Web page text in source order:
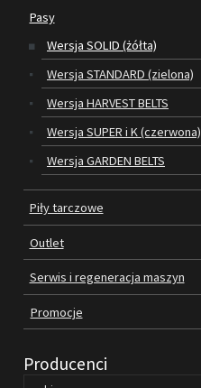
WAŁY
SILNIKI ELEKTRYCZNE
PIŁY TARCZOWE
OUTLET
SERWIS I REGENERACJA MASZYN
PROMOCJE
REGULAMIN
KATALOGI
OBRABIARKI DO DREWNA
SILNIKI ELEKTRYCZNE
Pasy
Wersja SOLID (żółta)
Wersja STANDARD (zielona)
Wersja HARVEST BELTS
Wersja SUPER i K (czerwona)
Wersja GARDEN BELTS
Piły tarczowe
Outlet
Serwis i regeneracja maszyn
Promocje
Producenci